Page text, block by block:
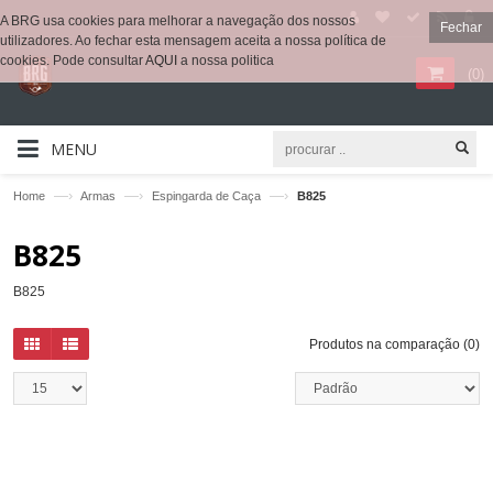
(0)
MENU
Home —› Armas —› Espingarda de Caça —› B825
B825
B825
Produtos na comparação (0)
Fechar
A BRG usa cookies para melhorar a navegação dos nossos
utilizadores. Ao fechar esta mensagem aceita a nossa política de
cookies. Pode consultarAQUI a nossa politica